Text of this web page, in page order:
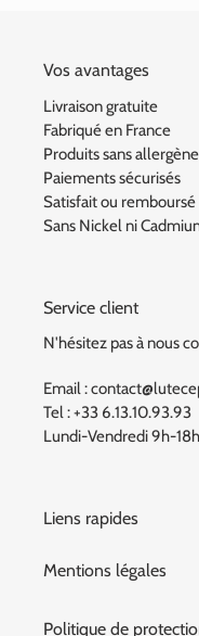
Vos avantages
Livraison gratuite
Fabriqué en France
Produits sans
Paiements sécurisés
Satisfait ou remboursé
Sans Nickel ni
Service client
N'hésitez pas à nous
Email :
Tel : +33 6.13.10.93.93
Lundi-Vendredi 9h-18h
Liens rapides
Mentions légales
Politique de